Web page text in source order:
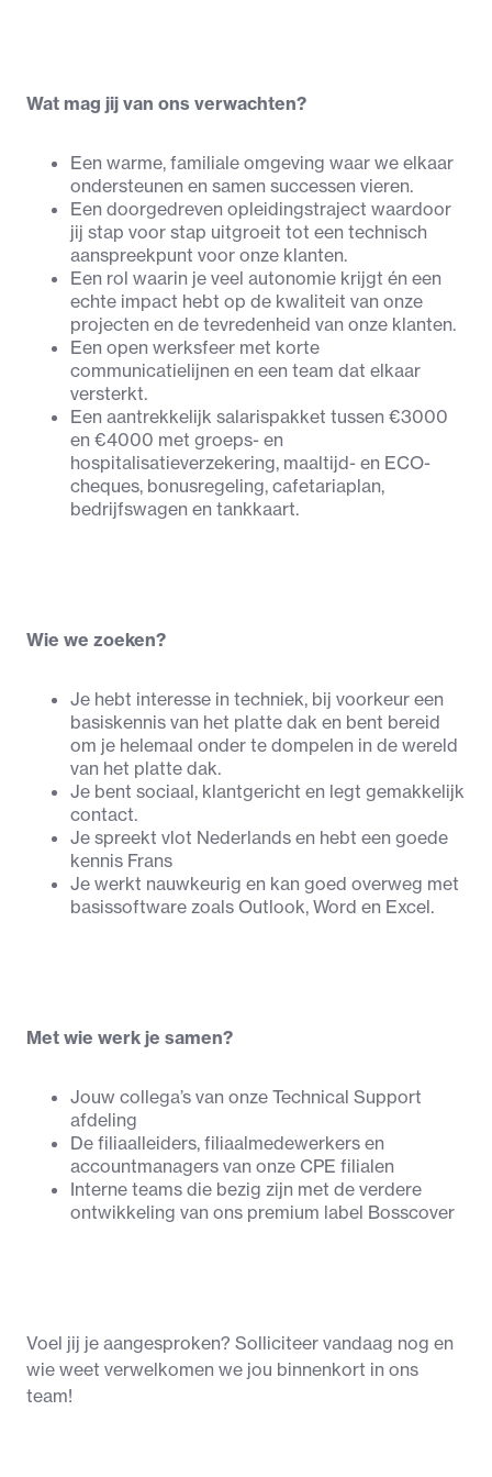
Wat mag jij van ons verwachten?
Een warme, familiale omgeving waar we elkaar
ondersteunen en samen successen vieren.
Een doorgedreven opleidingstraject waardoor
jij stap voor stap uitgroeit tot een technisch
aanspreekpunt voor onze klanten.
Een rol waarin je veel autonomie krijgt én een
echte impact hebt op de kwaliteit van onze
projecten en de tevredenheid van onze klanten.
Een open werksfeer met korte
communicatielijnen en een team dat elkaar
versterkt.
Een aantrekkelijk salarispakket tussen €3000
en €4000 met groeps- en
hospitalisatieverzekering, maaltijd- en ECO-
cheques, bonusregeling, cafetariaplan,
bedrijfswagen en tankkaart.
Wie we zoeken?
Je hebt interesse in techniek, bij voorkeur een
basiskennis van het platte dak en bent bereid
om je helemaal onder te dompelen in de wereld
van het platte dak.
Je bent sociaal, klantgericht en legt gemakkelijk
contact.
Je spreekt vlot Nederlands en hebt een goede
kennis Frans
Je werkt nauwkeurig en kan goed overweg met
basissoftware zoals Outlook, Word en Excel.
Met wie werk je samen?
Jouw collega’s van onze Technical Support
afdeling
De filiaalleiders, filiaalmedewerkers en
accountmanagers van onze CPE filialen
Interne teams die bezig zijn met de verdere
ontwikkeling van ons premium label Bosscover
Voel jij je aangesproken? Solliciteer vandaag nog en
wie weet verwelkomen we jou binnenkort in ons
team!